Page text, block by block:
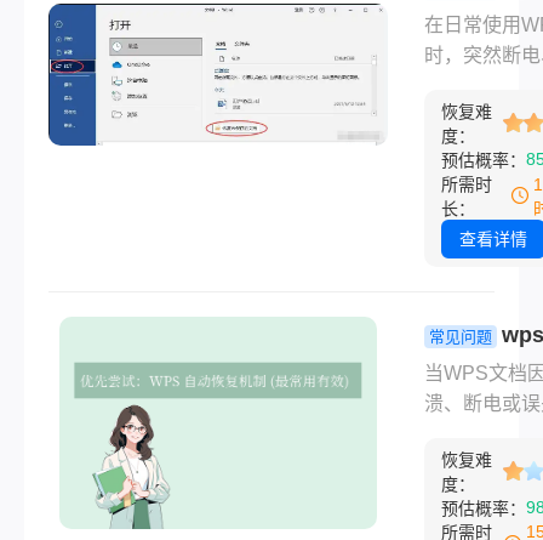
存关闭了怎
复数据？5
在日常使用
时，突然断
闭文档导致
失，是许多
的问题。那
保存关闭了
复数据呢？
从软件自带
深度恢复技
整流程，助
限度找回未
文件。
恢复难
度：
预估概率：
所需时
长：
查看详情
常见问题
存关闭了怎
复数据？4
当WPS文档
溃、断电或
辑内容瞬间
绝望感，相
用户都深有
恢复难
度：
预估概率：
所需时